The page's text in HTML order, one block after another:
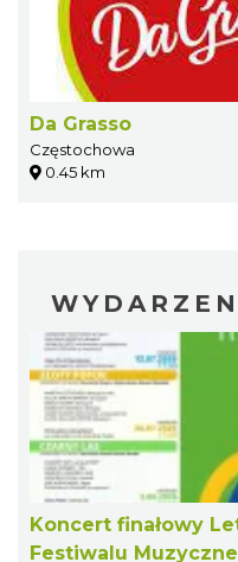
Da Grasso
Częstochowa
0.45 km
Koncert finałowy
Festiwalu